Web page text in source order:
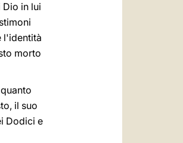
Dio in lui
l'identità
morto
il suo
Dodici e